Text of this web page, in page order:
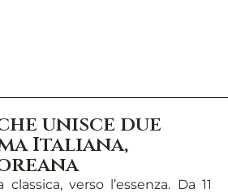
unisce due
Italiana,
verso l’essenza. Da 11